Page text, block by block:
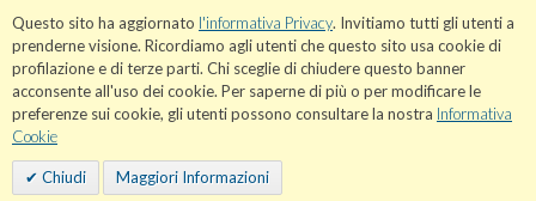
Questo sito ha aggiornato l'informativa Privacy. Invitiamo tutti gli utenti a
prenderne visione. Ricordiamo agli utenti che questo sito usa cookie di
profilazione e di terze parti. Chi sceglie di chiudere questo banner
acconsente all'uso dei cookie. Per saperne di più o per modificare le
preferenze sui cookie, gli utenti possono consultare la nostra Informativa
Cookie
Chiudi Maggiori Informazioni